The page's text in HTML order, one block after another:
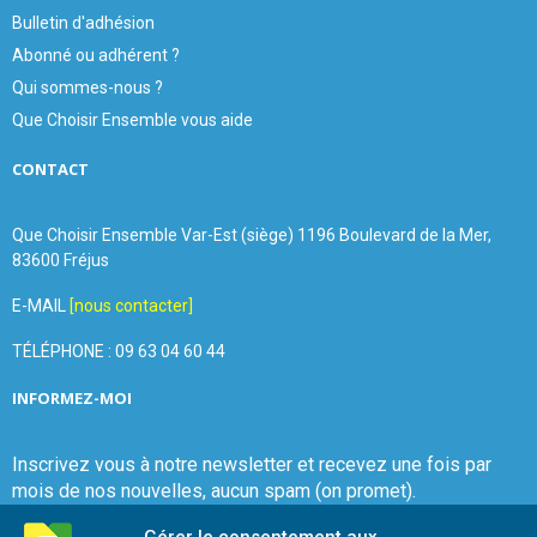
Bulletin d'adhésion
Abonné ou adhérent ?
Qui sommes-nous ?
Que Choisir Ensemble vous aide
CONTACT
Que Choisir Ensemble Var-Est (siège) 1196 Boulevard de la Mer,
83600 Fréjus
E-MAIL [nous contacter]
TÉLÉPHONE : 09 63 04 60 44
INFORMEZ-MOI
Inscrivez vous à notre newsletter et recevez une fois par
mois de nos nouvelles, aucun spam (on promet).